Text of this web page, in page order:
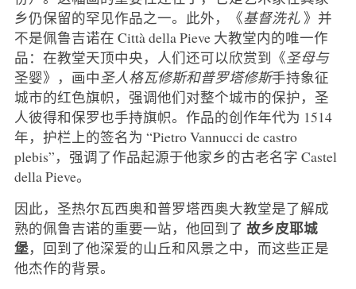
乡仍保留的罕见作品之一。此外，《基督洗礼》并
不是佩鲁吉诺在 Città della Pieve 大教堂内的唯一作
品：在教堂天顶中央，人们还可以欣赏到《圣母与
圣婴》，画中圣人格瓦修斯和普罗塔修斯手持象征
城市的红色旗帜，强调他们对整个城市的保护，圣
人彼得和保罗也手持旗帜。作品的创作年代为 1514
年，护栏上的签名为 “Pietro Vannucci de castro
plebis”，强调了作品起源于他家乡的古老名字 Castel
della Pieve。
因此，圣热尔瓦西奥和普罗塔西奥大教堂是了解成
熟的佩鲁吉诺的重要一站，他回到了 故乡皮耶城
堡，回到了他深爱的山丘和风景之中，而这些正是
他杰作的背景。